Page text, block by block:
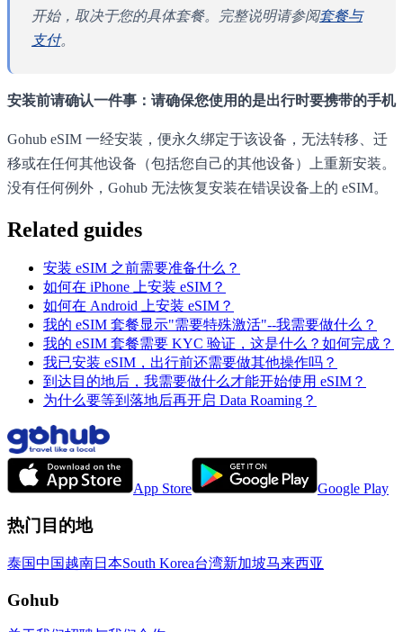
开始，取决于您的具体套餐。完整说明请参阅套餐与
支付。
安装前请确认一件事：请确保您使用的是出行时要携带的手机
Gohub eSIM 一经安装，便永久绑定于该设备，无法转移、迁
移或在任何其他设备（包括您自己的其他设备）上重新安装。
没有任何例外，Gohub 无法恢复安装在错误设备上的 eSIM。
Related guides
安装 eSIM 之前需要准备什么？
如何在 iPhone 上安装 eSIM？
如何在 Android 上安装 eSIM？
我的 eSIM 套餐显示"需要特殊激活"--我需要做什么？
我的 eSIM 套餐需要 KYC 验证，这是什么？如何完成？
我已安装 eSIM，出行前还需要做其他操作吗？
到达目的地后，我需要做什么才能开始使用 eSIM？
为什么要等到落地后再开启 Data Roaming？
App Store Google Play
热门目的地
泰国中国越南日本South Korea台湾新加坡马来西亚
Gohub